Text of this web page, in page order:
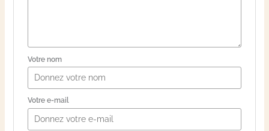
Votre nom
Votre e-mail